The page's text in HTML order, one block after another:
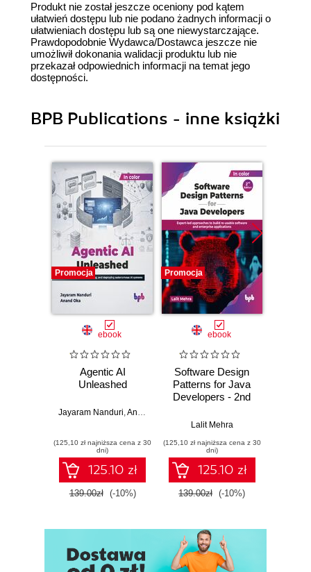
Produkt nie został jeszcze oceniony pod kątem
ułatwień dostępu lub nie podano żadnych informacji o
ułatwieniach dostępu lub są one niewystarczające.
Prawdopodobnie Wydawca/Dostawca jeszcze nie
umożliwił dokonania walidacji produktu lub nie
przekazał odpowiednich informacji na temat jego
dostępności.
BPB Publications - inne książki
Promocja
ebook
Agentic AI
Unleashed
Jayaram Nanduri Anand Oka
(125,10 zł najniższa cena z 30
dni)
125.10 zł
139.00zł (-10%)
Promocja
ebook
Software Design
Patterns for Java
Developers - 2nd
Lalit Mehra
(125,10 zł najniższa cena z 30
dni)
125.10 zł
139.00zł (-10%)